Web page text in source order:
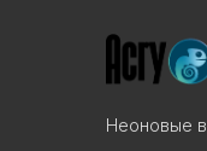
Неоновые